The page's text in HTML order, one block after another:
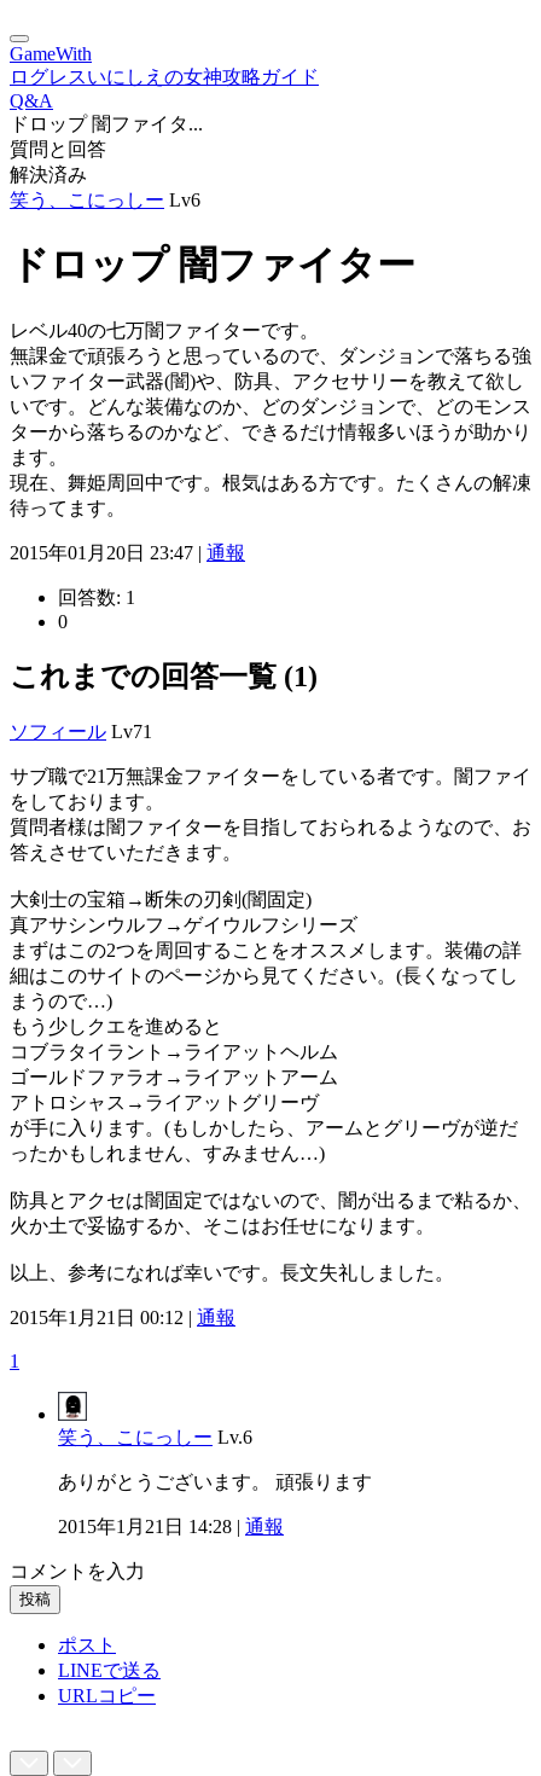
GameWith
ログレスいにしえの女神攻略ガイド
Q&A
ドロップ 闇ファイタ...
質問と回答
解決済み
笑う、こにっしー Lv6
ドロップ 闇ファイター
レベル40の七万闇ファイターです。
無課金で頑張ろうと思っているので、ダンジョンで落ちる強
いファイター武器(闇)や、防具、アクセサリーを教えて欲し
いです。どんな装備なのか、どのダンジョンで、どのモンス
ターから落ちるのかなど、できるだけ情報多いほうが助かり
ます。
現在、舞姫周回中です。根気はある方です。たくさんの解凍
待ってます。
2015年01月20日 23:47 | 通報
回答数: 1
0
これまでの回答一覧 (1)
ソフィール Lv71
サブ職で21万無課金ファイターをしている者です。闇ファイ
をしております。
質問者様は闇ファイターを目指しておられるようなので、お
答えさせていただきます。
大剣士の宝箱→断朱の刃剣(闇固定)
真アサシンウルフ→ゲイウルフシリーズ
まずはこの2つを周回することをオススメします。装備の詳
細はこのサイトのページから見てください。(長くなってし
まうので…)
もう少しクエを進めると
コブラタイラント→ライアットヘルム
ゴールドファラオ→ライアットアーム
アトロシャス→ライアットグリーヴ
が手に入ります。(もしかしたら、アームとグリーヴが逆だ
ったかもしれません、すみません…)
防具とアクセは闇固定ではないので、闇が出るまで粘るか、
火か土で妥協するか、そこはお任せになります。
以上、参考になれば幸いです。長文失礼しました。
2015年1月21日 00:12 | 通報
1
笑う、こにっしー Lv.6
ありがとうございます。 頑張ります
2015年1月21日 14:28 | 通報
コメントを入力
投稿
ポスト
LINEで送る
URLコピー